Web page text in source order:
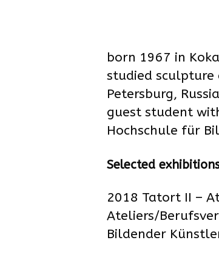
born 1967 in
studied sculpture
Petersburg, Russia
guest student
Hochschule für
Selected
2018 Tatort II –
Ateliers/
Bildender